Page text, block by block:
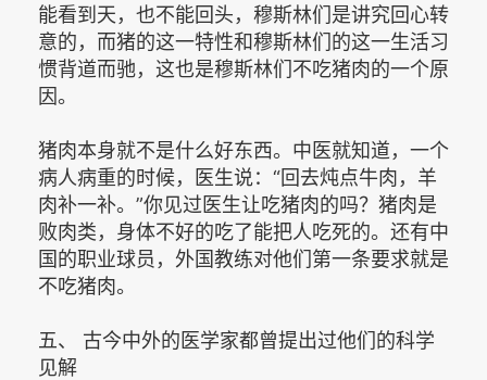
能看到天，也不能回头，穆斯林们是讲究回心转
意的，而猪的这一特性和穆斯林们的这一生活习
惯背道而驰，这也是穆斯林们不吃猪肉的一个原
因。
猪肉本身就不是什么好东西。中医就知道，一个
病人病重的时候，医生说：“回去炖点牛肉，羊
肉补一补。”你见过医生让吃猪肉的吗？猪肉是
败肉类，身体不好的吃了能把人吃死的。还有中
国的职业球员，外国教练对他们第一条要求就是
不吃猪肉。
五、 古今中外的医学家都曾提出过他们的科学
见解